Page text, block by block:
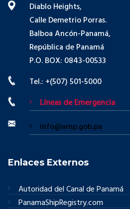
Diablo Heights,
Calle Demetrio Porras.
Balboa Ancón-Panamá,
República de Panamá
P.O. BOX: 0843-00533
Tel.: +(507) 501-5000
Líneas de Emergencia
info@amp.gob.pa
Enlaces Externos
Autoridad del Canal de Panamá
PanamaShipRegistry.com